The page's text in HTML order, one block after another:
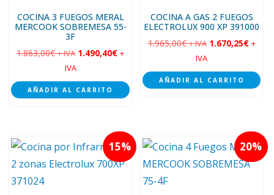
COCINA 3 FUEGOS MERAL
MERCOOK SOBREMESA 55-
3F
1.863,00€ + IVA 1.490,40€ +
IVA
AÑADIR AL CARRITO
COCINA A GAS 2 FUEGOS
ELECTROLUX 900 XP 391000
1.965,00€ + IVA 1.670,25€ +
IVA
AÑADIR AL CARRITO
15 20